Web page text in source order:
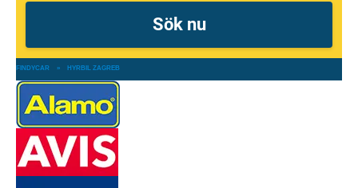
FINDYCAR » HYRBIL ZAGREB